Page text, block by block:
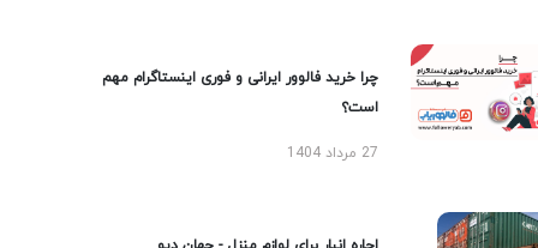
چرا خرید فالوور ایرانی و فوری اینستاگرام مهم
است؟
27 مرداد 1404